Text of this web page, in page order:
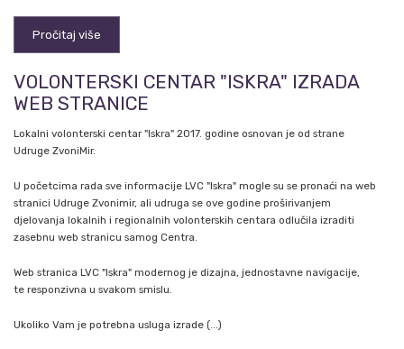
Pročitaj više
VOLONTERSKI CENTAR "ISKRA" IZRADA
WEB STRANICE
Lokalni volonterski centar "Iskra" 2017. godine osnovan je od strane
Udruge ZvoniMir.
U početcima rada sve informacije LVC "Iskra" mogle su se pronaći na web
stranici Udruge Zvonimir, ali udruga se ove godine proširivanjem
djelovanja lokalnih i regionalnih volonterskih centara odlučila izraditi
zasebnu web stranicu samog Centra.
Web stranica LVC "Iskra" modernog je dizajna, jednostavne navigacije,
te responzivna u svakom smislu.
Ukoliko Vam je potrebna usluga izrade (...)